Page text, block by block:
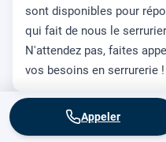
sont disponibles pour
qui fait de nous le
N'attendez pas, faites
vos besoins en serrurerie !
Appeler